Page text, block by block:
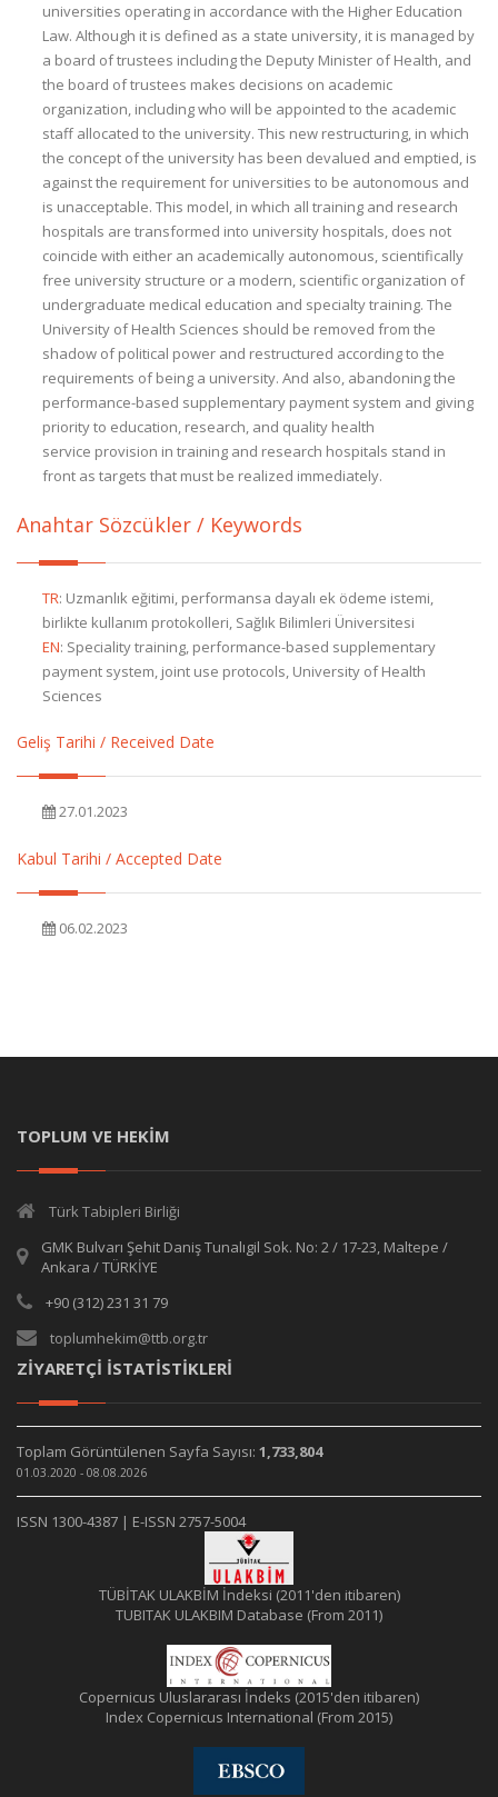
universities operating in accordance with the Higher Education
Law. Although it is defined as a state university, it is managed by
a board of trustees including the Deputy Minister of Health, and
the board of trustees makes decisions on academic
organization, including who will be appointed to the academic
staff allocated to the university. This new restructuring, in which
the concept of the university has been devalued and emptied, is
against the requirement for universities to be autonomous and
is unacceptable. This model, in which all training and research
hospitals are transformed into university hospitals, does not
coincide with either an academically autonomous, scientifically
free university structure or a modern, scientific organization of
undergraduate medical education and specialty training. The
University of Health Sciences should be removed from the
shadow of political power and restructured according to the
requirements of being a university. And also, abandoning the
performance-based supplementary payment system and giving
priority to education, research, and quality health
service provision in training and research hospitals stand in
front as targets that must be realized immediately.
Anahtar Sözcükler / Keywords
TR: Uzmanlık eğitimi, performansa dayalı ek ödeme istemi,
birlikte kullanım protokolleri, Sağlık Bilimleri Üniversitesi
EN: Speciality training, performance-based supplementary
payment system, joint use protocols, University of Health
Sciences
Geliş Tarihi / Received Date
27.01.2023
Kabul Tarihi / Accepted Date
06.02.2023
TOPLUM VE HEKİM
Türk Tabipleri Birliği
GMK Bulvarı Şehit Daniş Tunalıgil Sok. No: 2 / 17-23, Maltepe /
Ankara / TÜRKİYE
+90 (312) 231 31 79
toplumhekim@ttb.org.tr
ZİYARETÇİ İSTATİSTİKLERİ
Toplam Görüntülenen Sayfa Sayısı: 1,733,804
01.03.2020 - 08.08.2026
ISSN 1300-4387 | E-ISSN 2757-5004
TÜBİTAK ULAKBİM İndeksi (2011'den itibaren)
TUBITAK ULAKBIM Database (From 2011)
Copernicus Uluslararası İndeks (2015'den itibaren)
Index Copernicus International (From 2015)